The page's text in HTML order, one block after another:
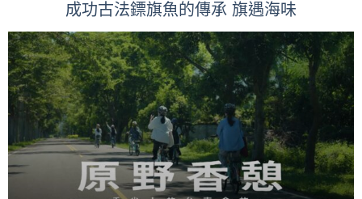
成功古法鏢旗魚的傳承 旗遇海味